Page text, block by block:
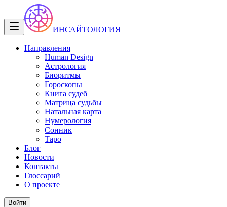
ИНСАЙТОЛОГИЯ
Направления
Human Design
Астрология
Биоритмы
Гороскопы
Книга судеб
Матрица судьбы
Натальная карта
Нумерология
Сонник
Таро
Блог
Новости
Контакты
Глоссарий
О проекте
Войти